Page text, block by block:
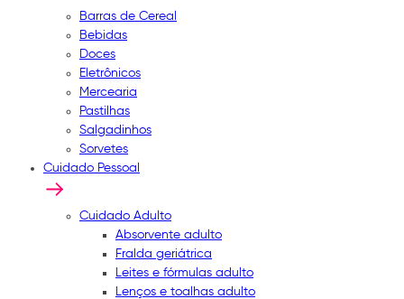
Barras de Cereal
Bebidas
Doces
Eletrônicos
Mercearia
Pastilhas
Salgadinhos
Sorvetes
Cuidado Pessoal
Cuidado Adulto
Absorvente adulto
Fralda geriátrica
Leites e fórmulas adulto
Lenços e toalhas adulto